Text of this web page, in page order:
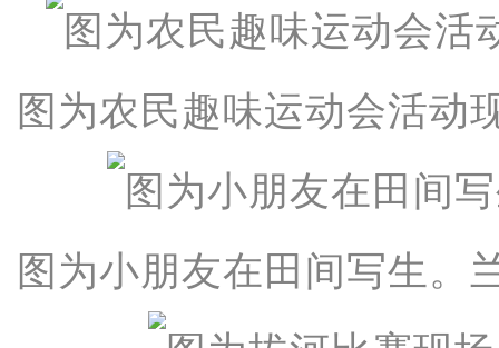
图为农民趣味运动会活动
图为小朋友在田间写生。